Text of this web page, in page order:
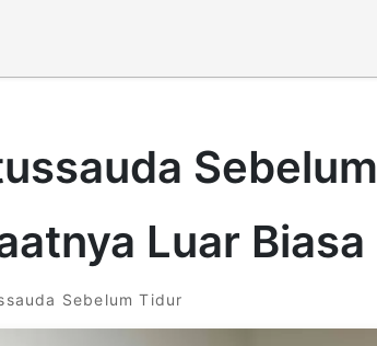
Sebelum
Luar Biasa
Sebelum Tidur